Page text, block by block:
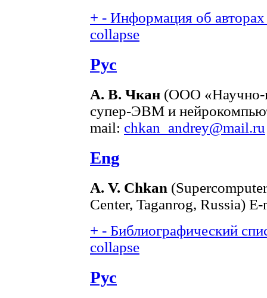
+ - Информация об
collapse
Рус
А. В. Чкан (ООО «Научно-
супер-ЭВМ и
mail: chkan_andrey@mail.ru
Eng
A. V. Chkan
Center, Taganrog, Russia)
+ - Библиографический
collapse
Рус